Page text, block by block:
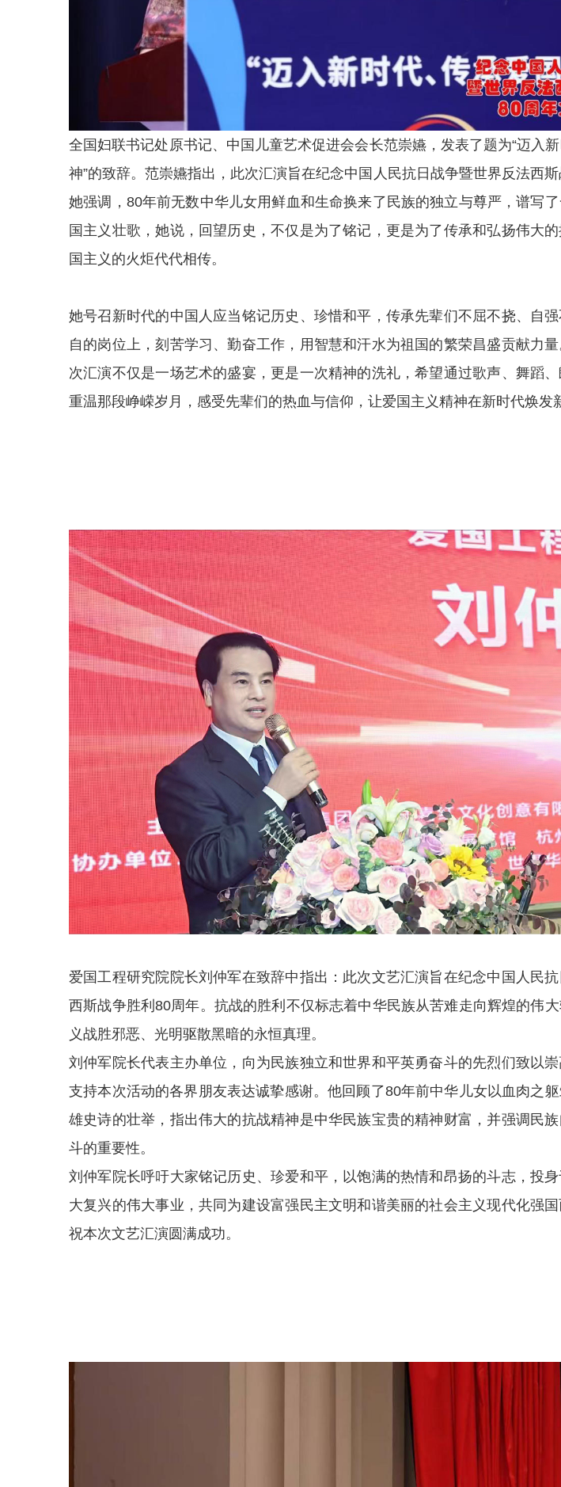
全国妇联书记处原书记、中国儿童艺术促进会会长范崇嬿，发表了题为“迈入
神”的致辞。范崇嬿指出，此次汇演旨在纪念中国人民抗日战争暨世界反法西斯
她强调，80年前无数中华儿女用鲜血和生命换来了民族的独立与尊严，谱写
国主义壮歌，她说，回望历史，不仅是为了铭记，更是为了传承和弘扬伟大
国主义的火炬代代相传。
她号召新时代的中国人应当铭记历史、珍惜和平，传承先辈们不屈不挠、自
自的岗位上，刻苦学习、勤奋工作，用智慧和汗水为祖国的繁荣昌盛贡献力
次汇演不仅是一场艺术的盛宴，更是一次精神的洗礼，希望通过歌声、舞蹈、
重温那段峥嵘岁月，感受先辈们的热血与信仰，让爱国主义精神在新时代焕发
爱国工程研究院院长刘仲军在致辞中指出：此次文艺汇演旨在纪念中国人民
西斯战争胜利80周年。抗战的胜利不仅标志着中华民族从苦难走向辉煌的伟
义战胜邪恶、光明驱散黑暗的永恒真理。
刘仲军院长代表主办单位，向为民族独立和世界和平英勇奋斗的先烈们致以
支持本次活动的各界朋友表达诚挚感谢。他回顾了80年前中华儿女以血肉之
雄史诗的壮举，指出伟大的抗战精神是中华民族宝贵的精神财富，并强调民
斗的重要性。
刘仲军院长呼吁大家铭记历史、珍爱和平，以饱满的热情和昂扬的斗志，投
大复兴的伟大事业，共同为建设富强民主文明和谐美丽的社会主义现代化强
祝本次文艺汇演圆满成功。